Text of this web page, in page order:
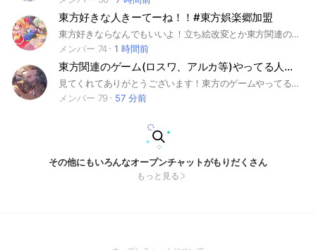
東方好きな人きーてーね！！#東方娯楽郷加盟
東方好きならなんでもいいよ！立ち絵改変とか東方関連の動画とかイラストおけだよー たまにライトするよー 異形郷、こいドキの話とかイラストOKだよ 自由オプなので気軽に来てねー！ 注意:カオス、うるさいそれでもいい人は来てね！ 沢山話すよ！ 荒らさないようにね！ 副官は大事な人にしかあげませんので副官欲しい人はお帰りしてくださいそれとここの副官やメンバーのことを悪く言った方は蹴らせていただきます てぇてぇやってます
メンバー 74
1 時間前
東方関連のゲーム(ロスワ、アルカ等)やってる人来てください！雑談OK！
見てくれてありがとうございます！東方のゲームやってる人が話をするところです！雑談OKです！基本何しても大丈夫です！(荒らし、他人を不快にさせること以外)
メンバー 79
57 分前
その他にもいろんなオープンチャットがもりだくさん
もっと見る